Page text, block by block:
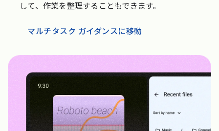
して、作業を整理することもできます。
マルチタスク ガイダンスに移動